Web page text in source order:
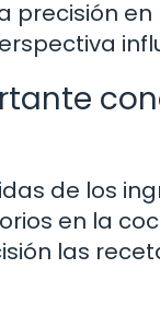
precisión
de los
en la
las